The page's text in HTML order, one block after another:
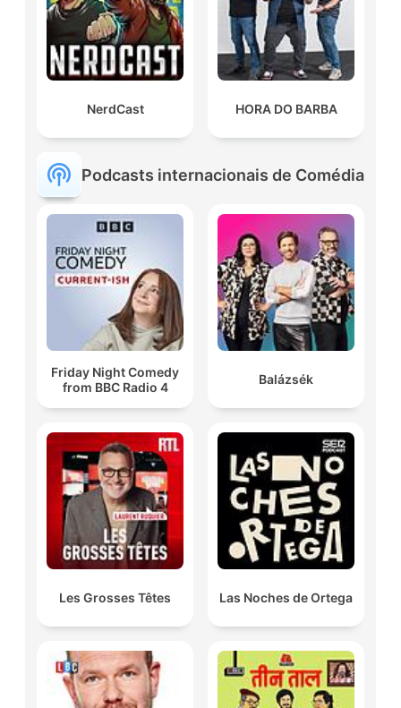
NerdCast HORA DO BARBA
Podcasts internacionais de Comédia
Friday Night Comedy
from BBC Radio 4
Balázsék
Les Grosses Têtes Las Noches de Ortega